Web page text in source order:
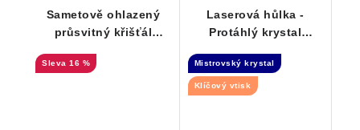
Sametově ohlazený
průsvitný křišťál
16 %
Laserová hůlka -
Protáhlý krystal
vtiskem
Mistrovský krystal
Klíčový vtisk